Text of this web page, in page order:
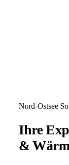
Nord-Ostsee
Ihre
&